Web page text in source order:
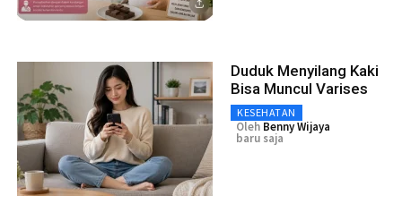
Duduk Menyilang Kaki
Bisa Muncul Varises
KESEHATAN
Oleh Benny Wijaya
baru saja